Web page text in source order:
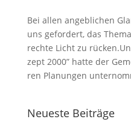
Bei allen angeb­li­chen
uns gefor­dert, das
rech­te Licht zu
zept 2000” hat­te der
ren Pla­nun­gen
Neueste Beiträge